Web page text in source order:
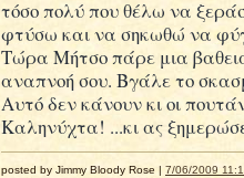
τόσο πολύ που θέλω να
φτύσω και να σηκωθώ να
Τώρα Μήτσο πάρε μια
αναπνοή σου. Βγάλε το
Αυτό δεν κάνουν κι οι
Καληνύχτα! ...κι ας
posted by Jimmy Bloody Rose | 7/06/2009